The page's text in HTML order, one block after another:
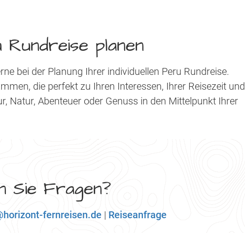
planen
bei der Planung Ihrer individuellen Peru Rundreise.
die perfekt zu Ihren Interessen, Ihrer Reisezeit und
Natur, Abenteuer oder Genuss in den Mittelpunkt Ihrer
Sie Fragen?
fernreisen.de | Reiseanfrage